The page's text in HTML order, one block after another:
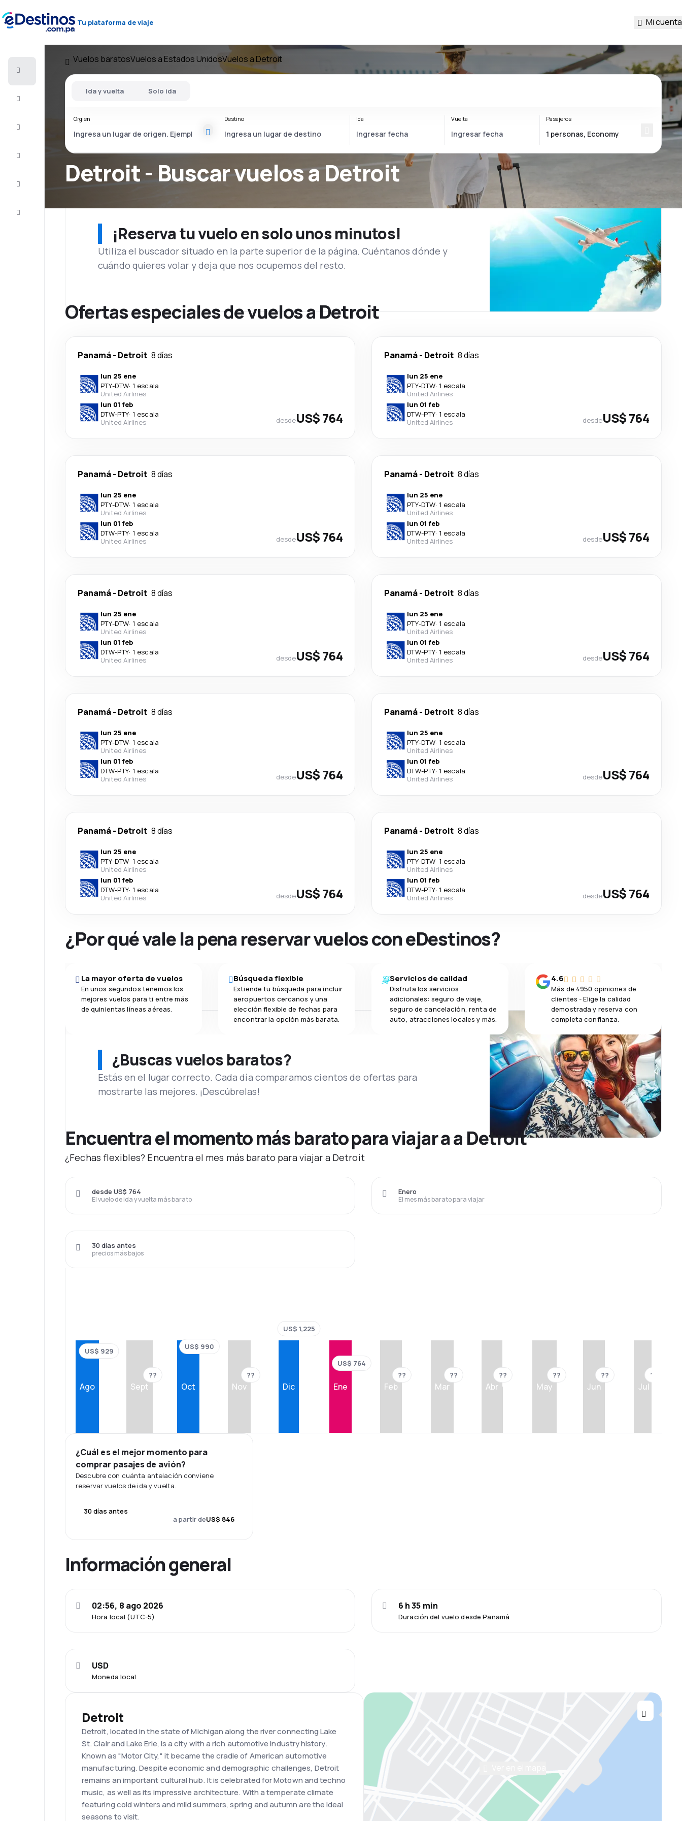
Tu plataforma de viaje Mi cuenta
Atención
Vuelos baratosVuelos a Estados UnidosVuelos a Detroit
Detroit - Buscar vuelos a Detroit
Ida y vuelta Solo ida
Orgien Destino Ida Vuelta Pasajeros
¡Reserva tu vuelo en solo unos minutos!
Utiliza el buscador situado en la parte superior de la página. Cuéntanos dónde y
cuándo quieres volar y deja que nos ocupemos del resto.
Ofertas especiales de vuelos a Detroit
Panamá- Detroit 8 días
lun 25 ene
PTY-DTW· 1 escala
United Airlines
lun 01 feb
DTW-PTY· 1 escala
United Airlines
desdeUS$ 764
Panamá- Detroit 8 días
lun 25 ene
PTY-DTW· 1 escala
United Airlines
lun 01 feb
DTW-PTY· 1 escala
United Airlines
desdeUS$ 764
Panamá- Detroit 8 días
lun 25 ene
PTY-DTW· 1 escala
United Airlines
lun 01 feb
DTW-PTY· 1 escala
United Airlines
desdeUS$ 764
Panamá- Detroit 8 días
lun 25 ene
PTY-DTW· 1 escala
United Airlines
lun 01 feb
DTW-PTY· 1 escala
United Airlines
desdeUS$ 764
Panamá- Detroit 8 días
lun 25 ene
PTY-DTW· 1 escala
United Airlines
lun 01 feb
DTW-PTY· 1 escala
United Airlines
desdeUS$ 764
Panamá- Detroit 8 días
lun 25 ene
PTY-DTW· 1 escala
United Airlines
lun 01 feb
DTW-PTY· 1 escala
United Airlines
desdeUS$ 764
Panamá- Detroit 8 días
lun 25 ene
PTY-DTW· 1 escala
United Airlines
lun 01 feb
DTW-PTY· 1 escala
United Airlines
desdeUS$ 764
Panamá- Detroit 8 días
lun 25 ene
PTY-DTW· 1 escala
United Airlines
lun 01 feb
DTW-PTY· 1 escala
United Airlines
desdeUS$ 764
Panamá- Detroit 8 días
lun 25 ene
PTY-DTW· 1 escala
United Airlines
lun 01 feb
DTW-PTY· 1 escala
United Airlines
desdeUS$ 764
Panamá- Detroit 8 días
lun 25 ene
PTY-DTW· 1 escala
United Airlines
lun 01 feb
DTW-PTY· 1 escala
United Airlines
desdeUS$ 764
¿Por qué vale la pena reservar vuelos con eDestinos?
La mayor oferta de vuelos
En unos segundos tenemos los
mejores vuelos para ti entre más
de quinientas líneas aéreas.
Búsqueda flexible
Extiende tu búsqueda para incluir
aeropuertos cercanos y una
elección flexible de fechas para
encontrar la opción más barata.
Servicios de calidad
Disfruta los servicios
adicionales: seguro de viaje,
seguro de cancelación, renta de
auto, atracciones locales y más.
4.6
Más de 4950 opiniones de
clientes - Elige la calidad
demostrada y reserva con
completa confianza.
¿Buscas vuelos baratos?
Estás en el lugar correcto. Cada día comparamos cientos de ofertas para
mostrarte las mejores. ¡Descúbrelas!
Encuentra el momento más barato para viajar a a Detroit
¿Fechas flexibles? Encuentra el mes más barato para viajar a Detroit
El vuelo de ida y vuelta más barato
desde US$ 764
El mes más barato para viajar
Enero
precios más bajos
30 días antes
Ago
US$ 929
Sept
??
Oct
US$ 990
Nov
??
Dic
US$ 1,225
Ene
US$ 764
Feb
??
Mar
??
Abr
??
May
??
Jun
??
Jul
??
¿Cuál es el mejor momento para
comprar pasajes de avión?
Descubre con cuánta antelación conviene
reservar vuelos de ida y vuelta.
30 días antes
a partir deUS$ 846
Información general
Hora local (UTC-5)
02:56, 8 ago 2026
Duración del vuelo desde Panamá
6 h 35 min
Moneda local
USD
Detroit
Detroit, located in the state of Michigan along the river connecting Lake
St. Clair and Lake Erie, is a city with a rich automotive industry history.
Known as "Motor City," it became the cradle of American automotive
manufacturing. Despite economic and demographic challenges, Detroit
remains an important cultural hub. It is celebrated for Motown and techno
music, as well as its impressive architecture. With a temperate climate
featuring cold winters and mild summers, spring and autumn are the ideal
seasons to visit.